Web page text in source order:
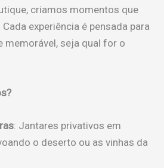
criamos momentos que
experiência é pensada para
memorável, seja qual for o
: Jantares privativos em
o deserto ou as vinhas da